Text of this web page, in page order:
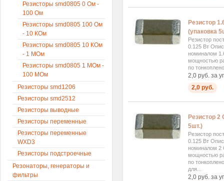
Резистор
(упаковка
Резистор
0.125 Вт
номиналом
мощностью
по
2,0 руб. за
2,0 руб.
Резистор 2
5шт.)
Резистор
0.125 Вт
номиналом 2
мощностью
по
для...
2,0 руб. за
Резисторы smd0805 0 Ом -
100 Ом
Резисторы smd0805 100 Ом
- 10 КОм
Резисторы smd0805 10 КОм
- 1 МОм
Резисторы smd0805 1 МОм -
100 МОм
Резисторы smd1206
Резисторы smd2512
Резисторы выводные
Резисторы переменные
Резисторы переменные
WXD3
Резисторы подстроечные
Резонаторы, генераторы и
фильтры